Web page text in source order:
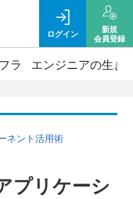
ログイン
新規
会員登録
ラ エンジニアの生き
ネント活用術
プリケーシ